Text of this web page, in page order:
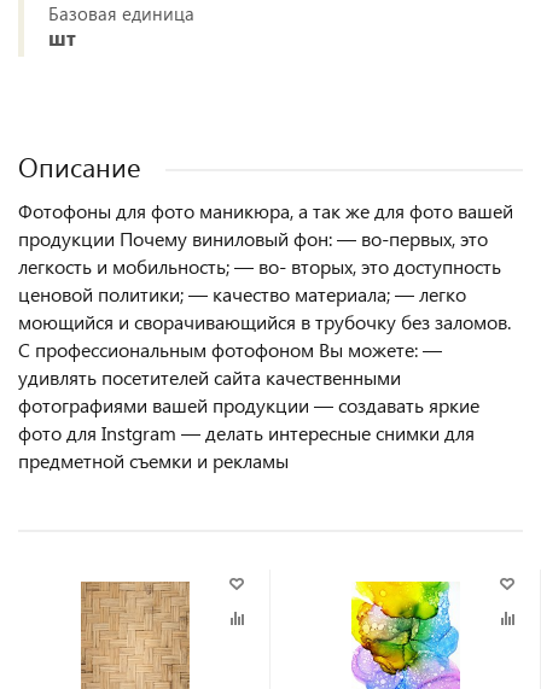
Базовая единица
шт
Описание
Фотофоны для фото маникюра, а так же для фото вашей
продукции Почему виниловый фон: — во-первых, это
легкость и мобильность; — во- вторых, это доступность
ценовой политики; — качество материала; — легко
моющийся и сворачивающийся в трубочку без заломов.
С профессиональным фотофоном Вы можете: —
удивлять посетителей сайта качественными
фотографиями вашей продукции — создавать яркие
фото для Instgram — делать интересные снимки для
предметной съемки и рекламы